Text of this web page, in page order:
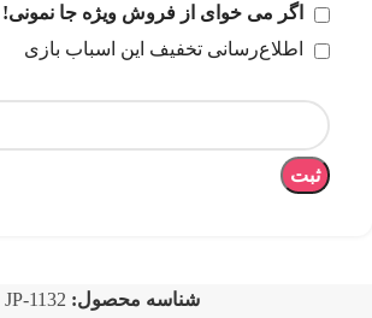
اگر می خوای از فروش ویژه جا نمونی!
ثبت
شناسه محصول: JP-1132